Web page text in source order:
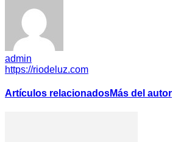
admin
https://riodeluz.com
Artículos relacionadosMás del autor